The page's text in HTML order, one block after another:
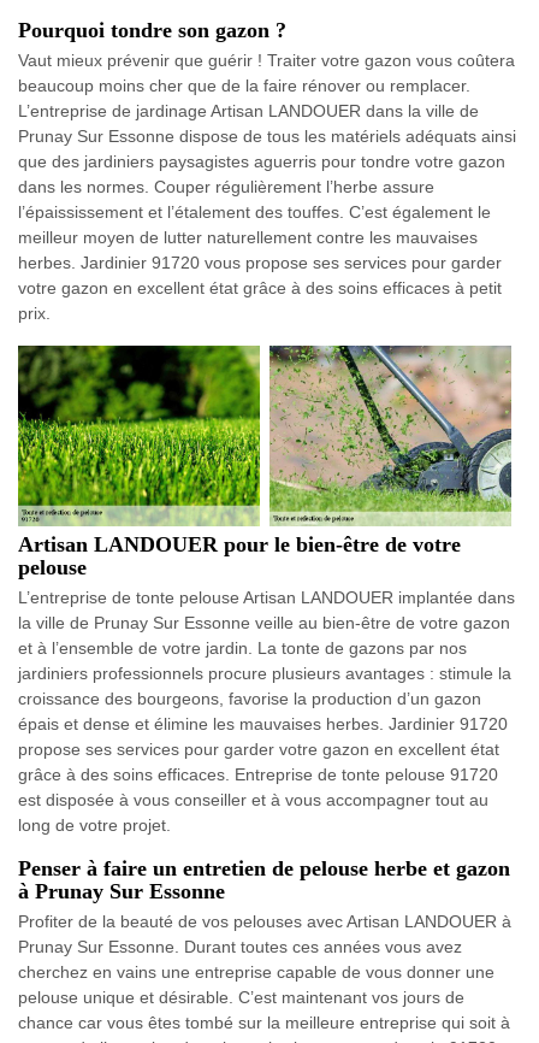
Pourquoi tondre son gazon ?
Vaut mieux prévenir que guérir ! Traiter votre gazon vous coûtera
beaucoup moins cher que de la faire rénover ou remplacer.
L’entreprise de jardinage Artisan LANDOUER dans la ville de
Prunay Sur Essonne dispose de tous les matériels adéquats ainsi
que des jardiniers paysagistes aguerris pour tondre votre gazon
dans les normes. Couper régulièrement l’herbe assure
l’épaississement et l’étalement des touffes. C’est également le
meilleur moyen de lutter naturellement contre les mauvaises
herbes. Jardinier 91720 vous propose ses services pour garder
votre gazon en excellent état grâce à des soins efficaces à petit
prix.
Artisan LANDOUER pour le bien-être de votre
pelouse
L’entreprise de tonte pelouse Artisan LANDOUER implantée dans
la ville de Prunay Sur Essonne veille au bien-être de votre gazon
et à l’ensemble de votre jardin. La tonte de gazons par nos
jardiniers professionnels procure plusieurs avantages : stimule la
croissance des bourgeons, favorise la production d’un gazon
épais et dense et élimine les mauvaises herbes. Jardinier 91720
propose ses services pour garder votre gazon en excellent état
grâce à des soins efficaces. Entreprise de tonte pelouse 91720
est disposée à vous conseiller et à vous accompagner tout au
long de votre projet.
Penser à faire un entretien de pelouse herbe et gazon
à Prunay Sur Essonne
Profiter de la beauté de vos pelouses avec Artisan LANDOUER à
Prunay Sur Essonne. Durant toutes ces années vous avez
cherchez en vains une entreprise capable de vous donner une
pelouse unique et désirable. C’est maintenant vos jours de
chance car vous êtes tombé sur la meilleure entreprise qui soit à